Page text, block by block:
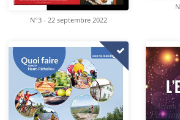
N°3 - 22 septembre 2022